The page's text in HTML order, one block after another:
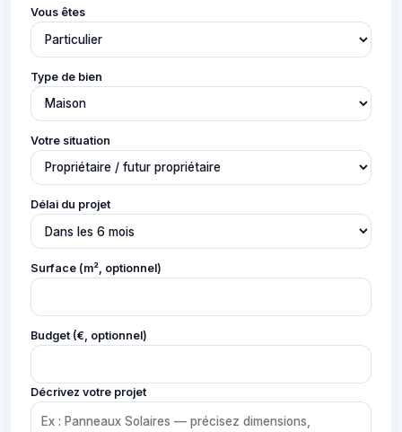
Vous êtes
Type de bien
Votre situation
Délai du projet
Surface (m², optionnel)
Budget (€, optionnel)
Décrivez votre projet